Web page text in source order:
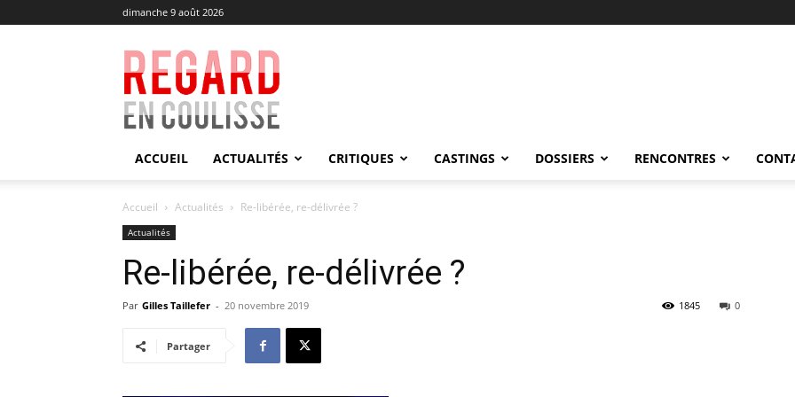
dimanche 9 août 2026
Regard
en
Coulisse
ACCUEIL ACTUALITÉS CRITIQUES CASTINGS DOSSIERS RENCONTRES
Accueil Actualités Re-libérée, re-délivrée ?
Actualités
Re-libérée, re-délivrée ?
Par Gilles Taillefer - 20 novembre 2019 0
1845
Partager